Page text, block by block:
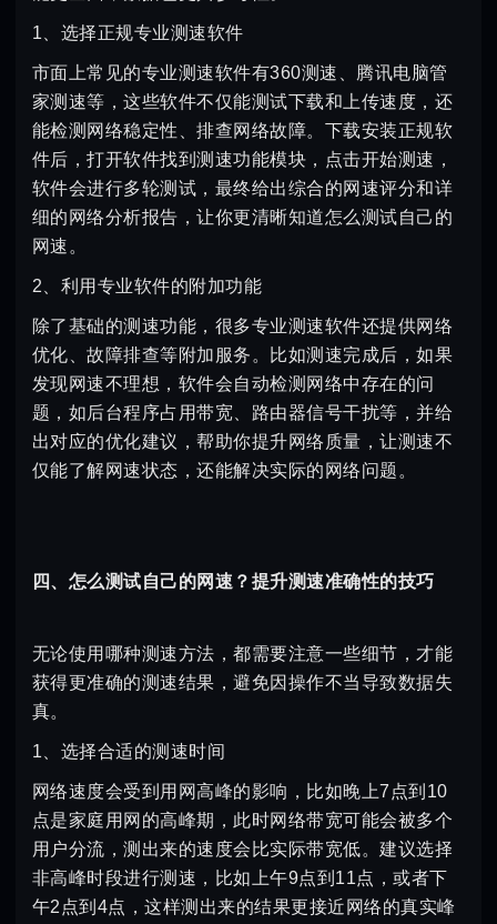
1、选择正规专业测速软件
市面上常见的专业测速软件有360测速、腾讯电脑管
家测速等，这些软件不仅能测试下载和上传速度，还
能检测网络稳定性、排查网络故障。下载安装正规软
件后，打开软件找到测速功能模块，点击开始测速，
软件会进行多轮测试，最终给出综合的网速评分和详
细的网络分析报告，让你更清晰知道怎么测试自己的
网速。
2、利用专业软件的附加功能
除了基础的测速功能，很多专业测速软件还提供网络
优化、故障排查等附加服务。比如测速完成后，如果
发现网速不理想，软件会自动检测网络中存在的问
题，如后台程序占用带宽、路由器信号干扰等，并给
出对应的优化建议，帮助你提升网络质量，让测速不
仅能了解网速状态，还能解决实际的网络问题。
四、怎么测试自己的网速？提升测速准确性的技巧
无论使用哪种测速方法，都需要注意一些细节，才能
获得更准确的测速结果，避免因操作不当导致数据失
真。
1、选择合适的测速时间
网络速度会受到用网高峰的影响，比如晚上7点到10
点是家庭用网的高峰期，此时网络带宽可能会被多个
用户分流，测出来的速度会比实际带宽低。建议选择
非高峰时段进行测速，比如上午9点到11点，或者下
午2点到4点，这样测出来的结果更接近网络的真实峰